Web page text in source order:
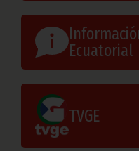
Ecuatorial
TVGE